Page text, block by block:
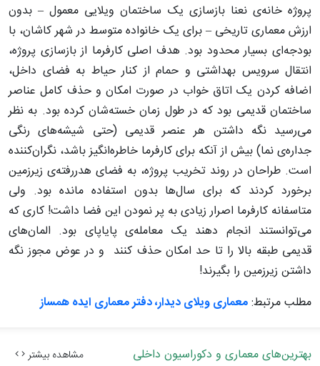
پروژه خانه‌­ی نعنا بازسازی یک ساختمان ویلایی معمول – بدون
ارزش معماری تاریخی – برای یک خانواده متوسط در شهر کاشان، با
بودجه‌ای بسیار محدود بود. هدف اصلی کارفرما از بازسازی پروژه،
انتقال سرویس بهداشتی و حمام از کنار حیاط به فضای داخل،
اضافه کردن یک اتاق خواب در صورت امکان و حذف کامل عناصر
ساختمان قدیمی بود که در طول زمان خسته‌شان کرده بود. به نظر
می‌رسید نگه داشتن هر عنصر قدیمی (حتی شیشه‌های رنگی
جداره‌ی نما) بیش از آنکه برای کارفرما خاطره‌انگیز باشد، نگران‌کننده
است. طراحان در روند تخریب پروژه، به فضای هدررفته‌ی زیرزمین
برخورد کردند که برای سال‌ها بدون استفاده مانده بود. ولی
متاسفانه کارفرما اصرار زیادی به پر نمودن این فضا داشت! کاری که
می‌توانستند انجام دهند یک معامله‌ی پایاپای بود. المان‌های
قدیمی طبقه بالا را تا حد امکان حذف کنند و در عوض مجوز نگه
داشتن زیرزمین را بگیرند!
مطلب مرتبط:معماری ویلای دیدار، دفتر معماری ایده همساز
بهترین‌های معماری و دکوراسیون داخلی مشاهده بیشتر